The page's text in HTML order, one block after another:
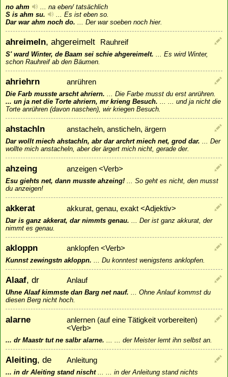
no ahm ... na eben/ tatsächlich
S is ahm su.
... Es ist eben so.
Dar war ahm noch do. ... Der war soeben noch hier.
ahreimeln, ahgereimelt Rauhreif
S' ward Winter, de Baam sei schie ahgereimelt. ... Es wird Winter,
schon Rauhreif ab den Bäumen.
ahriehrn anrühren
Die Farb musste arscht ahriern. ... Die Farbe musst du erst anrühren.
... un ja net die Torte ahriern, mr krieng Besuch. ... ... und ja nicht die
Torte anrühren (davon naschen), wir kriegen Besuch.
ahstachln anstacheln, ansticheln, ärgern
Dar wollt miech ahstachln, abr dar archrt miech net, grod dar. ... Der
wollte mich anstacheln, aber der ärgert mich nicht, gerade der.
ahzeing anzeigen <Verb>
Esu giehts net, dann musste ahzeing! ... So geht es nicht, den musst
du anzeigen!
akkerat akkurat, genau, exakt <Adjektiv>
Dar is ganz akkerat, dar nimmts genau. ... Der ist ganz akkurat, der
nimmt es genau.
akloppn anklopfen <Verb>
Kunnst zewingstn akloppn. ... Du konntest wenigstens anklopfen.
Alaaf, dr Anlauf
Uhne Alaaf kimmste dan Barg net nauf. ... Ohne Anlauf kommst du
diesen Berg nicht hoch.
alarne
anlernen (auf eine Tätigkeit vorbereiten)
<Verb>
... dr Maastr tut ne salbr alarne. ... ... der Meister lernt ihn selbst an.
Aleiting, de Anleitung
... in dr Aleiting stand nischt... ... in der Anleitung stand nichts